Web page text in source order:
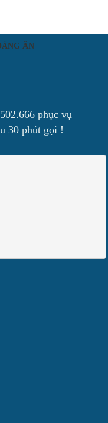
ÂN
phục vụ
30 phút gọi !